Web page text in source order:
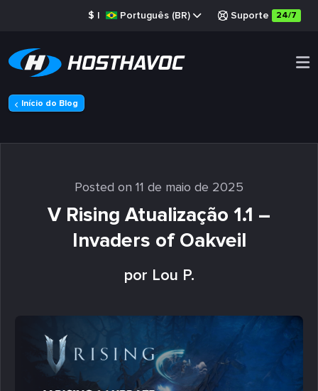
$ | Português (BR) Suporte 24/7
Início do Blog
Posted on 11 de maio de 2025
V Rising Atualização 1.1 –
Invaders of Oakveil
por Lou P.